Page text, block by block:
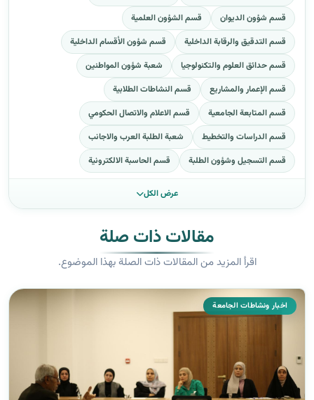
قسم شؤون الديوان
قسم الشؤون العلمية
قسم التدقيق والرقابة الداخلية
قسم شؤون الأقسام الداخلية
قسم حدائق العلوم والتكنولوجيا
شعبة شؤون المواطنين
قسم الإعمار والمشاريع
قسم النشاطات الطلابية
قسم المتابعة الجامعية
قسم الاعلام والاتصال الحكومي
قسم الدراسات والتخطيط
شعبة الطلبة العرب والاجانب
قسم التسجيل وشؤون الطلبة
قسم الحاسبة الالكترونية
عرض الكل
مقالات ذات صلة
اقرأ المزيد من المقالات ذات الصلة بهذا الموضوع.
اخبار ونشاطات الجامعة